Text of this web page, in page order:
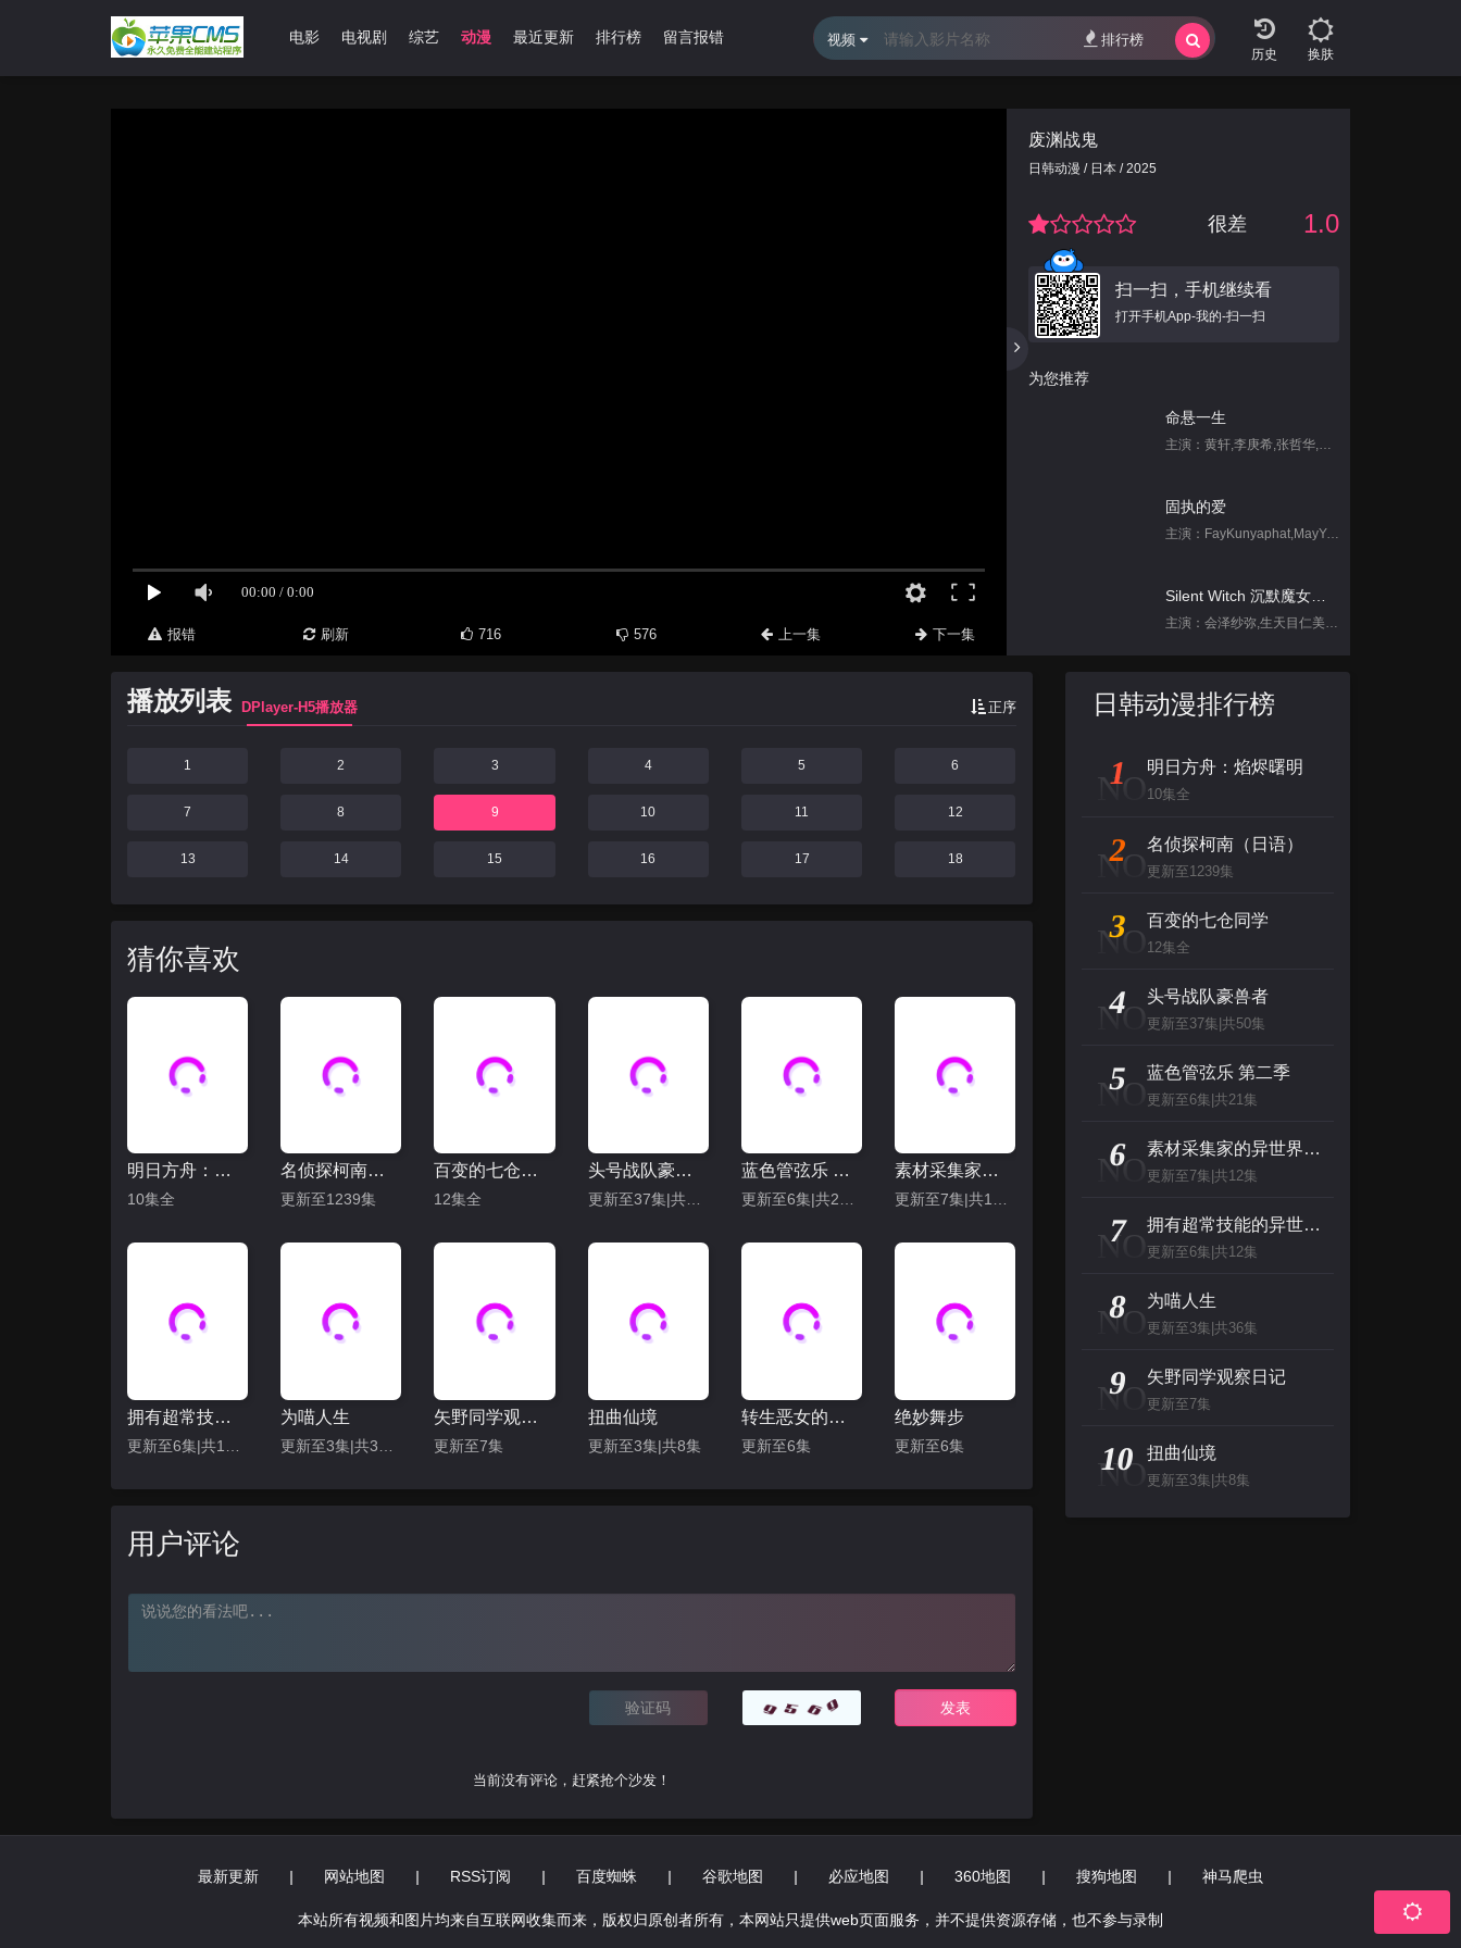
首页 电影 电视剧 综艺 动漫 最近更新 排行榜 留言报错
换肤
视频 排行榜
报错 刷新 716 576 上一集 下一集
废渊战鬼
日韩动漫 / 日本 / 2025
很差 1.0
扫一扫，手机继续看
打开手机App-我的-扫一扫
为您推荐
命悬一生
主演：黄轩,李庚希,张哲华,白宇帆,尹昉,姜珮瑶
固执的爱
主演：FayKunyaphat,MayYada
主演：会泽纱弥,生天目仁美,诹访部顺一,坂田将吾,中岛良
主演：不齐男团
背后
创：战纪
主演：杨谨华,林思廷,詹子萱,狄志杰,李宗霖
惊人的星期六
播放列表 DPlayer-H5播放器 正序
1 2 3 4 5 6
7 8 9 10 11 12
13 14 15 16 17 18
猜你喜欢
明日方舟：焰烬曙明
10集全
名侦探柯南（日语）
更新至1239集
百变的七仓同学
12集全
头号战队豪兽者
更新至37集|共50集
蓝色管弦乐 第二季 素材采集家的异世界旅行记
拥有超常技能的异世界流浪美食家 第二季 为喵人生 矢野同学观察日记
更新至7集
扭曲仙境
更新至3集|共8集
转生恶女的黑历史
更新至6集
绝妙舞步
更新至6集
用户评论
当前没有评论，赶紧抢个沙发！
日韩动漫排行榜
NO
1 明日方舟：焰烬曙明
10集全
NO
2 名侦探柯南（日语）
更新至1239集
NO
3 百变的七仓同学
12集全
NO
4 头号战队豪兽者
更新至37集|共50集
NO
5 蓝色管弦乐 第二季
更新至6集|共21集
NO
6 素材采集家的异世界旅行记
更新至7集|共12集
NO
7 拥有超常技能的异世界流浪美食家 第二季
更新至6集|共12集
NO
8 为喵人生
更新至3集|共36集
NO
9 矢野同学观察日记
更新至7集
NO
10 扭曲仙境
更新至3集|共8集
最新更新 | 网站地图 | RSS订阅 | 百度蜘蛛 | 谷歌地图 | 必应地图 | 360地图 | 搜狗地图 | 神马爬虫
本站所有视频和图片均来自互联网收集而来，版权归原创者所有，本网站只提供web页面服务，并不提供资源存储，也不参与录制